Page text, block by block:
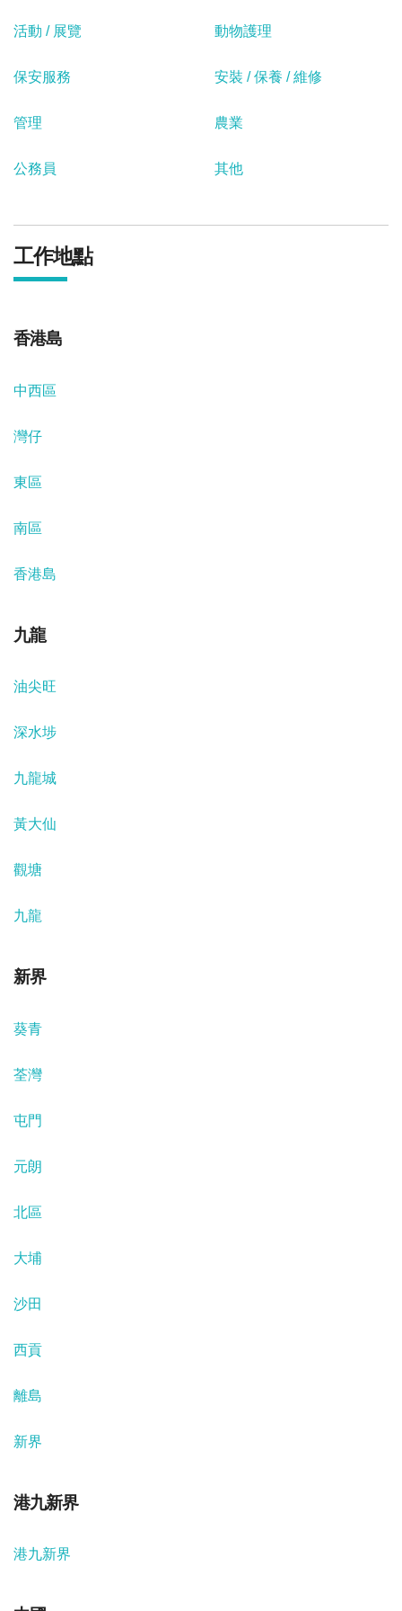
活動 / 展覽 動物護理
保安服務 安裝 / 保養 / 維修
管理 農業
公務員 其他
工作地點
香港島
中西區
灣仔
東區
南區
香港島
九龍
油尖旺
深水埗
九龍城
黃大仙
觀塘
九龍
新界
葵青
荃灣
屯門
元朗
北區
大埔
沙田
西貢
離島
新界
港九新界
港九新界